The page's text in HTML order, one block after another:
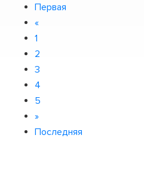
Первая
«
1
2
3
4
5
»
Последняя